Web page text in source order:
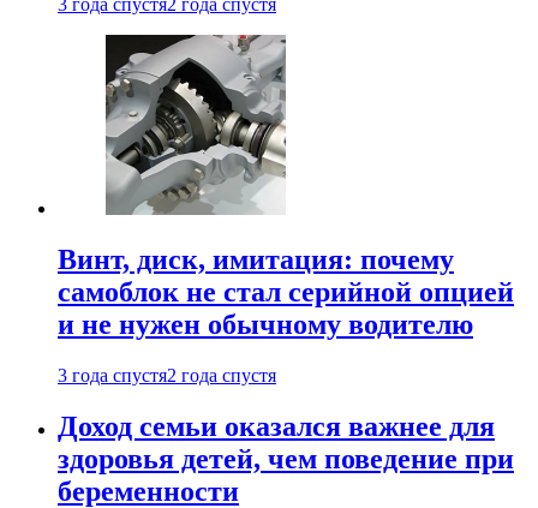
3 года спустя2 года спустя
Винт, диск, имитация: почему
самоблок не стал серийной опцией
и не нужен обычному водителю
3 года спустя2 года спустя
Доход семьи оказался важнее для
здоровья детей, чем поведение при
беременности